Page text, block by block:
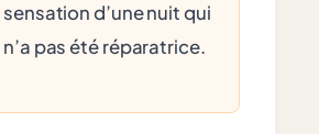
sensation d’une nuit qui
n’a pas été réparatrice.